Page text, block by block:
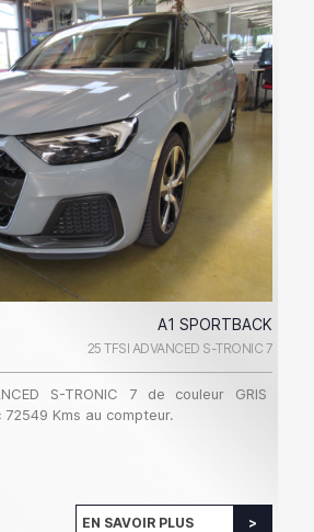
A1 SPORTBACK
25 TFSI ADVANCED S-TRONIC 7
S-TRONIC 7 de couleur GRIS
72549 Kms au compteur.
EN SAVOIR PLUS